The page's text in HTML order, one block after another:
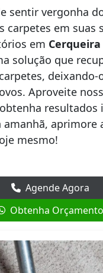
sentir vergonha
carpetes em suas
em Cerqueira
solução que
deixando-
Aproveite
resultados
amanhã, aprimore
mesmo!
Agende Agora
Obtenha Orçamento